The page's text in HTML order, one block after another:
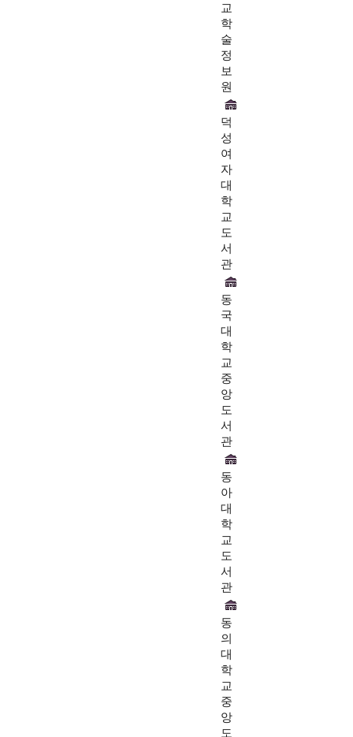
교
학
술
정
보
원
덕
성
여
자
대
학
교
도
서
관
동
국
대
학
교
중
앙
도
서
관
동
아
대
학
교
도
서
관
동
의
대
학
교
중
앙
도